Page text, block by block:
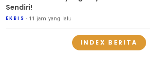
Sendiri!
EKBIS 11 jam yang lalu
INDEX BERITA